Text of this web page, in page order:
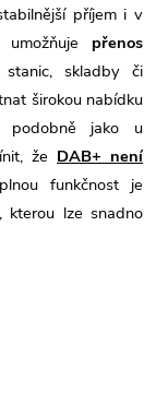
příjem i v
přenos
skladby či
širokou nabídku
podobně jako u
že DAB+ není
funkčnost je
, kterou lze snadno